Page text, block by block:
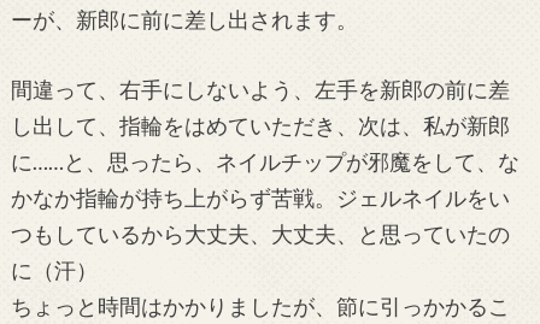
ーが、新郎に前に差し出されます。
間違って、右手にしないよう、左手を新郎の前に差
し出して、指輪をはめていただき、次は、私が新郎
に……と、思ったら、ネイルチップが邪魔をして、な
かなか指輪が持ち上がらず苦戦。ジェルネイルをい
つもしているから大丈夫、大丈夫、と思っていたの
に（汗）
ちょっと時間はかかりましたが、節に引っかかるこ